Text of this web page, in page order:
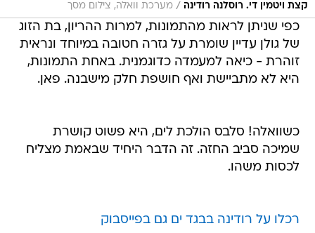
קצת ויטמין די. רוסלנה רודינה / מערכת וואלה, צילום מסך
כפי שניתן לראות מהתמונות, למרות ההריון, בת הזוג
של גולן עדיין שומרת על גזרה חטובה במיוחד ונראית
זוהרת - כיאה למעמדה כדוגמנית. באחת התמונות,
היא לא מתביישת ואף חושפת חלק מישבנה. פאן.
כשוואלה! סלבס הולכת לים, היא פשוט קושרת
שמיכה סביב החזה. זה הדבר היחיד שבאמת מצליח
לכסות משהו.
רכלו על רודינה בבגד ים גם בפייסבוק